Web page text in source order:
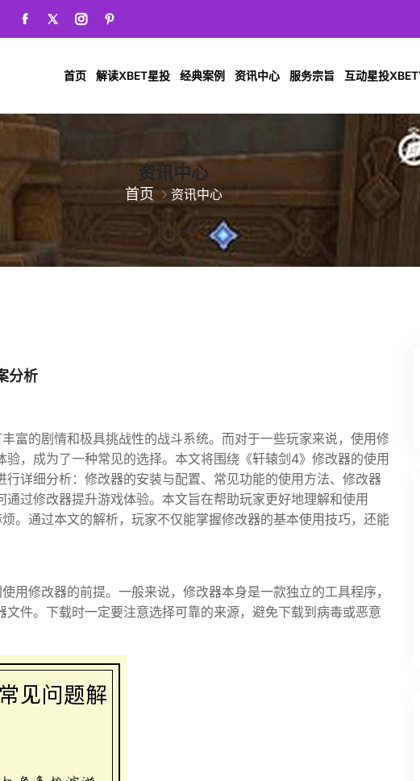
首页 解读XBET星投 经典案例 资讯中心 服务宗旨 互动星投
资讯中心
首页 资讯中心
分析
富的剧情和极具挑战性的战斗系统。而对于一些玩家来说，使用修
，成为了一种常见的选择。本文将围绕《轩辕剑4》修改器的使用
详细分析：修改器的安装与配置、常见功能的使用方法、修改器
过修改器提升游戏体验。本文旨在帮助玩家更好地理解和使用
。通过本文的解析，玩家不仅能掌握修改器的基本使用技巧，还能
用修改器的前提。一般来说，修改器本身是一款独立的工具程序，
件。下载时一定要注意选择可靠的来源，避免下载到病毒或恶意